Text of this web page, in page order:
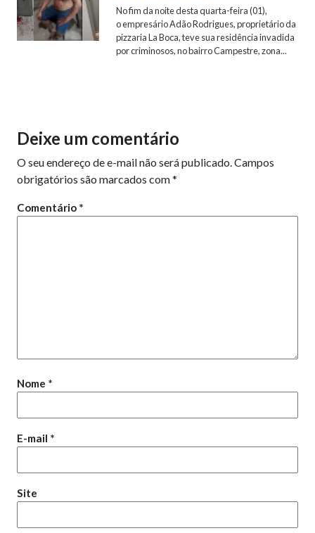
No fim da noite desta quarta-feira (01),
o empresário Adão Rodrigues, proprietário da
pizzaria La Boca, teve sua residência invadida
por criminosos, no bairro Campestre, zona...
Deixe um comentário
O seu endereço de e-mail não será publicado.Campos
obrigatórios são marcados com*
Comentário *
Nome *
E-mail *
Site